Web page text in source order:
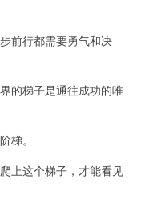
前行都需要勇气和决
的梯子是通往成功的唯
。
上这个梯子，才能看见